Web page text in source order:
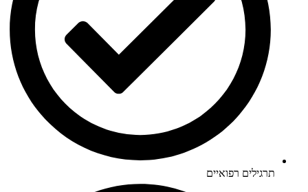
תרגילים רפואיים